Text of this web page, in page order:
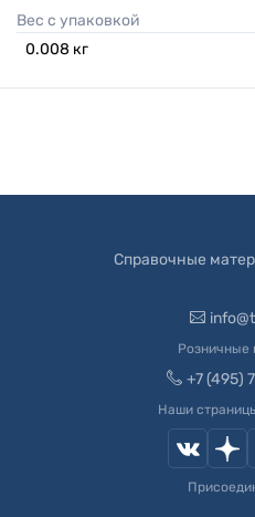
Вес с упаковкой
0.008 кг
Справочные
Розничные
+7 (495)
Наши